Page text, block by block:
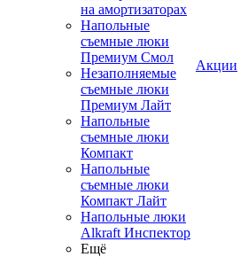
на амортизаторах
Напольные
съемные люки
Премиум Смол
Незаполняемые
съемные люки
Премиум Лайт
Напольные
съемные люки
Компакт
Напольные
съемные люки
Компакт Лайт
Напольные люки
Alkraft Инспектор
Ещё
Акции